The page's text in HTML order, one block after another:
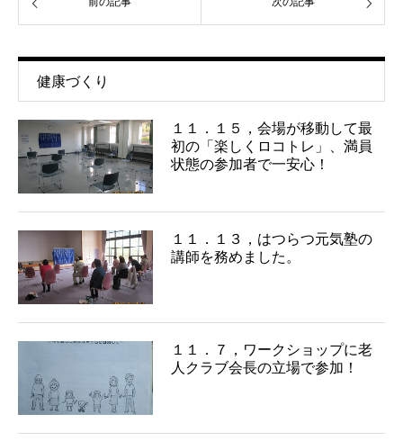
健康づくり
１１．１５，会場が移動して最
初の「楽しくロコトレ」、満員
状態の参加者で一安心！
１１．１３，はつらつ元気塾の
講師を務めました。
１１．７，ワークショップに老
人クラブ会長の立場で参加！